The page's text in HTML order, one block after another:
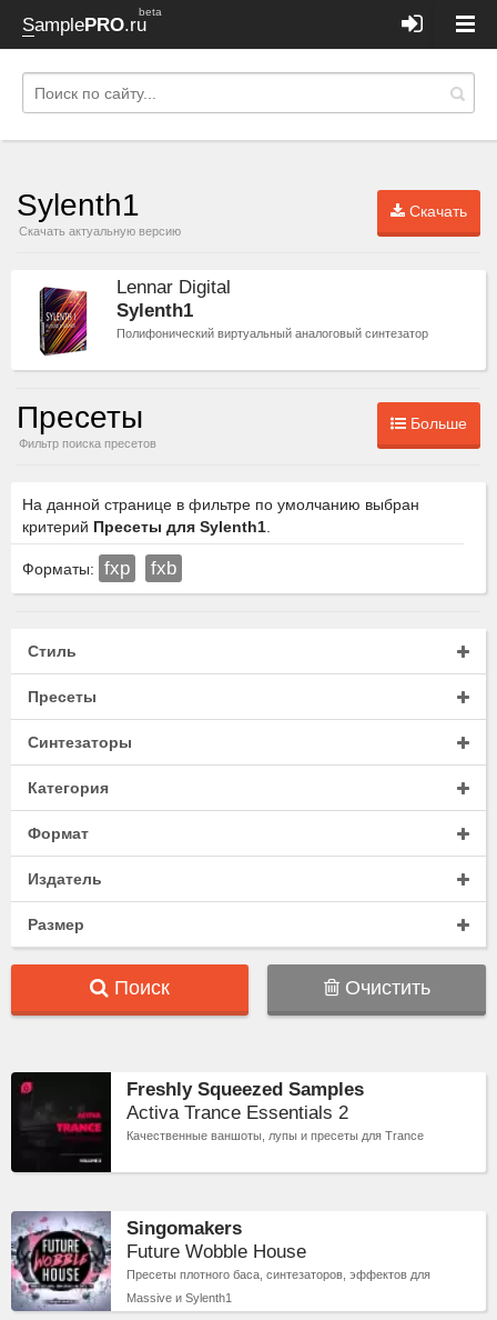
SamplePRO.ru
beta
Sylenth1
Скачать актуальную версию
Скачать
Lennar Digital
Sylenth1
Полифонический виртуальный аналоговый синтезатор
Пресеты
Фильтр поиска пресетов
Больше
На данной странице в фильтре по умолчанию выбран
критерий Пресеты для Sylenth1
Форматы: fxp fxb
Стиль
Пресеты
Синтезаторы
Категория
Формат
Издатель
Размер
Поиск Очистить
Freshly Squeezed Samples
Activa Trance Essentials 2
Качественные ваншоты, лупы и пресеты для Trance
Singomakers
Future Wobble House
Пресеты плотного баса, синтезаторов, эффектов для
Massive и Sylenth1